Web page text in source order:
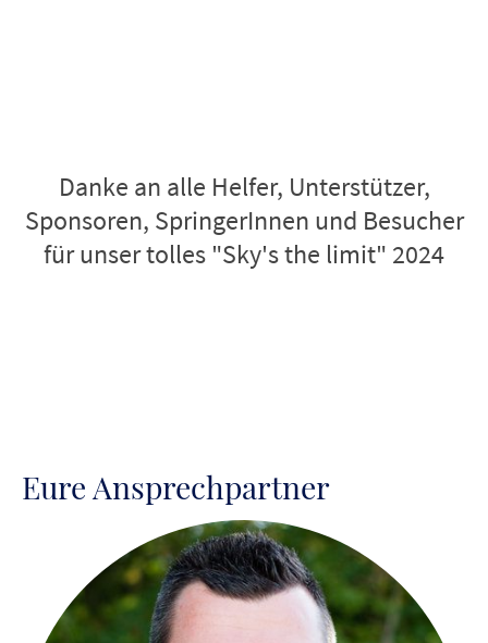
Danke an alle Helfer, Unterstützer,
Sponsoren, SpringerInnen und Besucher
für unser tolles "Sky's the limit" 2024
Eure Ansprechpartner